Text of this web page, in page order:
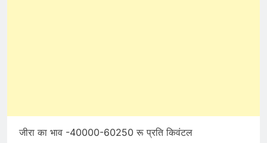
जीरा का भाव -40000-60250 रू प्रति किवंटल